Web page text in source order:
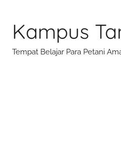
content
Kampus
Tempat Belajar Para Petani